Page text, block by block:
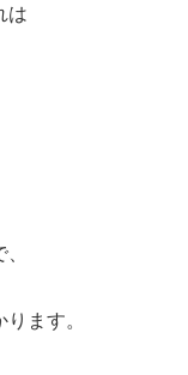
は
ります。